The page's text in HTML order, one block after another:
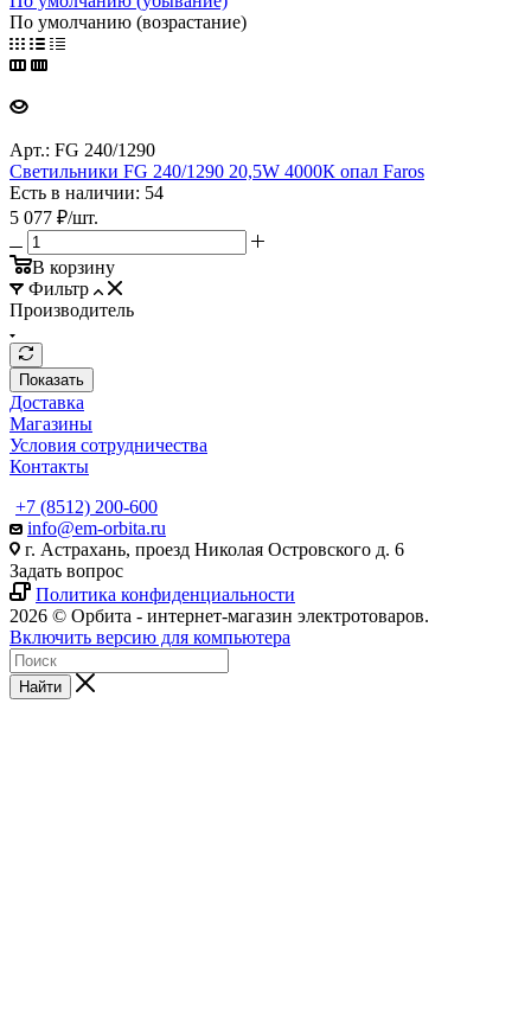
По умолчанию (возрастание)
Арт.: FG 240/1290
Светильники FG 240/1290 20,5W 4000К опал Faros
Есть в наличии: 54
5 077 ₽/шт.
В корзину
Фильтр
Производитель
Показать
Доставка
Магазины
Условия сотрудничества
Контакты
+7 (8512) 200-600
info@em-orbita.ru
г. Астрахань, проезд Николая Островского д. 6
Задать вопрос
Политика конфиденциальности
2026 © Орбита - интернет-магазин электротоваров.
Включить версию для компьютера
Найти